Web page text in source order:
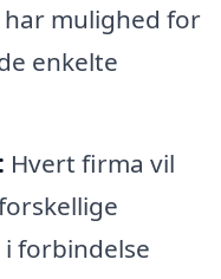
mulighed for
enkelte
Hvert firma vil
forbindelse